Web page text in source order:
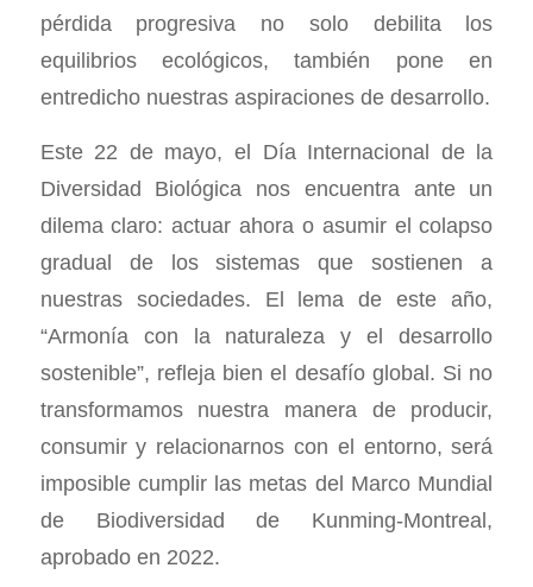
pérdida progresiva no solo debilita los
equilibrios ecológicos, también pone en
entredicho nuestras aspiraciones de desarrollo.
Este 22 de mayo, el Día Internacional de la
Diversidad Biológica nos encuentra ante un
dilema claro: actuar ahora o asumir el colapso
gradual de los sistemas que sostienen a
nuestras sociedades. El lema de este año,
“Armonía con la naturaleza y el desarrollo
sostenible”, refleja bien el desafío global. Si no
transformamos nuestra manera de producir,
consumir y relacionarnos con el entorno, será
imposible cumplir las metas del Marco Mundial
de Biodiversidad de Kunming-Montreal,
aprobado en 2022.